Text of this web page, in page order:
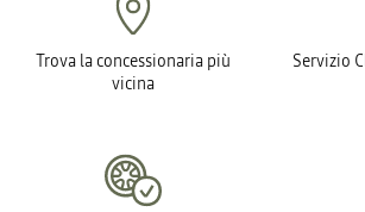
Trova la concessionaria più
vicina
Servizio